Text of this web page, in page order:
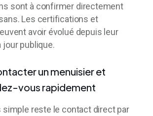
sont à confirmer directement
Les certifications et
avoir évolué depuis leur
jour publique.
un menuisier et
vous rapidement
simple reste le contact direct par